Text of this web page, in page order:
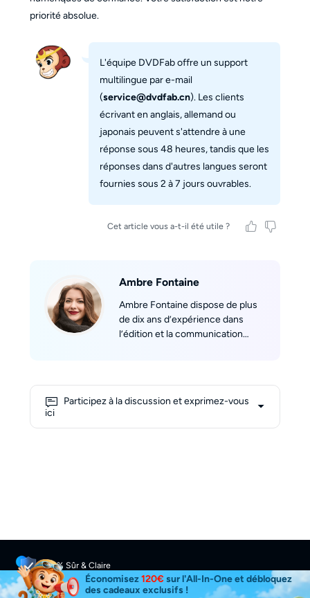
priorité absolue.
L'équipe DVDFab offre un support
multilingue par e-mail
(service@dvdfab.cn). Les clients
écrivant en anglais, allemand ou
japonais peuvent s'attendre à une
réponse sous 48 heures, tandis que les
réponses dans d'autres langues seront
fournies sous 2 à 7 jours ouvrables.
Cet article vous a-t-il été utile ?
Ambre Fontaine
Ambre Fontaine dispose de plus
de dix ans d’expérience dans
l’édition et la communication
DVD, UHD, Blu-ray, vidéo et bien
Participez à la discussion et exprimez-vous
ici
100% Sûr & Claire
48 Heures Réponse obtenue
Économisez120€sur l'All-In-One et débloquez
des cadeaux exclusifs !